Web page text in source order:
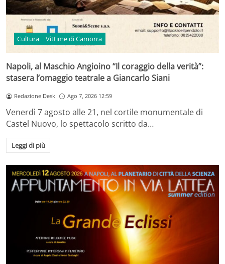
Cultura Vittime di Camorra
Napoli, al Maschio Angioino “Il coraggio della verità”:
stasera l’omaggio teatrale a Giancarlo Siani
Redazione Desk Ago 7, 2026 12:59
Venerdì 7 agosto alle 21, nel cortile monumentale di
Castel Nuovo, lo spettacolo scritto da…
Leggi di più